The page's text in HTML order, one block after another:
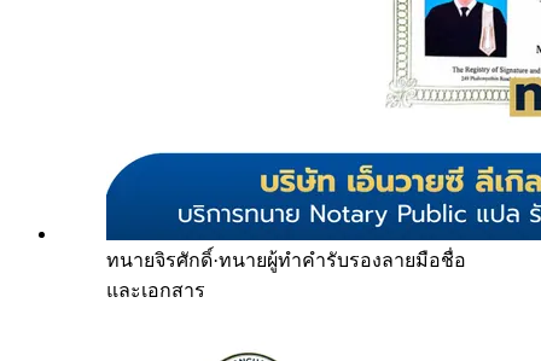
ทนายจิรศักดิ์·ทนายผู้ทำคำรับรองลายมือชื่อ
และเอกสาร